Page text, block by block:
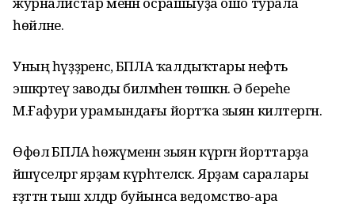
һөйләне.
Уның һүҙҙәренсә, БПЛА ҡалдыҡтары нефть
эшкәртеү заводы биләмәһенә төшкән. Ә береһе
М.Ғафури урамындағы йортҡа зыян килтергән.
Өфөлә БПЛА һөжүменән зыян күргән йорттарҙа
йәшәүселәргә ярҙам күрһәтеләсәк. Ярҙам саралары
ғәҙәттән тыш хәлдәр буйынса ведомство-ара